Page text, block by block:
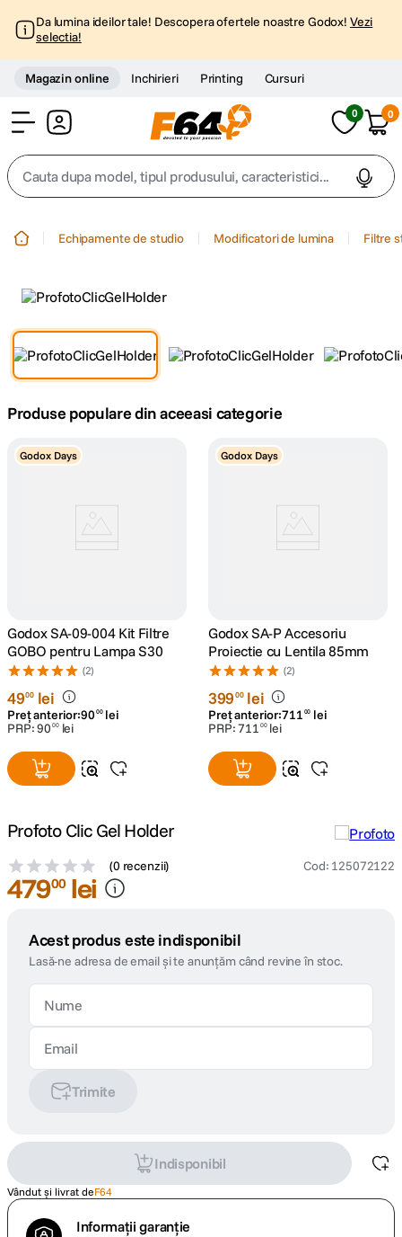
Da lumina ideilor tale! Descopera ofertele noastre Godox! Vezi
selectia!
Magazin online Inchirieri Printing Cursuri
0 0
Cauta dupa model, tipul produsului, caracteristici...
3. trepied telefon
card memorie
10. insta 360
Echipamente de studio Modificatori de lumina Filtre
Produse populare din aceeasi categorie
Godox Days
Godox SA-09-004 Kit Filtre
GOBO pentru Lampa S30
(2)
4900 lei
Preț anterior:90 00 lei
PRP:90 00 lei
Godox Days
Godox SA-P Accesoriu
Proiectie cu Lentila 85mm
(2)
39900 lei
Preț anterior:711 00 lei
PRP:711 00 lei
Profoto Clic Gel Holder
(0 recenzii) Cod: 125072122
47900 lei
Acest produs este indisponibil
Lasă-ne adresa de email și te anunțăm când revine în stoc.
Trimite
Indisponibil
Vândut și livrat deF64
Informații garanție